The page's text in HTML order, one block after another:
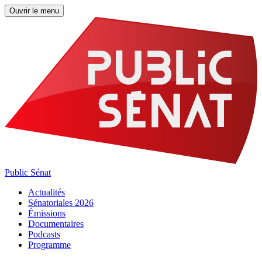
Ouvrir le menu
Public Sénat
Actualités
Sénatoriales 2026
Émissions
Documentaires
Podcasts
Programme